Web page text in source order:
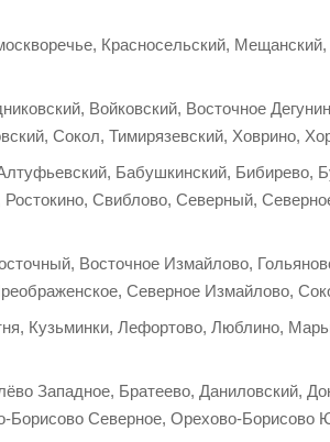
Красносельский, Мещанский,
Войковский, Восточное
Сокол, Тимирязевский, Ховрино,
Бабушкинский, Бибирево,
Свиблово, Северный,
Восточное Измайлово,
Северное Измайлово,
Кузьминки, Лефортово, Люблино,
Западное, Братеево, Даниловский,
Борисово Северное, Орехово-